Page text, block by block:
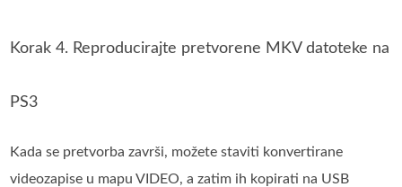
Korak 4. Reproducirajte pretvorene MKV datoteke na
PS3
Kada se pretvorba završi, možete staviti konvertirane
videozapise u mapu VIDEO, a zatim ih kopirati na USB